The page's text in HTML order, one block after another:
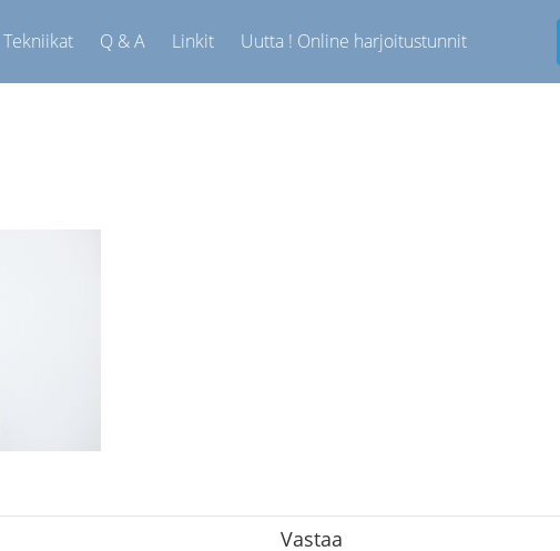
Tekniikat Q & A Linkit Uutta ! Online harjoitustunnit
Vastaa